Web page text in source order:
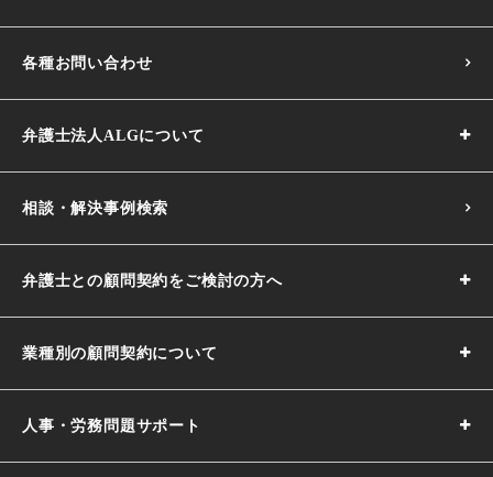
各種お問い合わせ
弁護士法人ALGについて
相談・解決事例検索
弁護士との顧問契約をご検討の方へ
業種別の顧問契約について
人事・労務問題サポート